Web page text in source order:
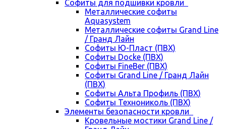
Cофиты для подшивки кровли
Металлические софиты
Aquasystem
Металлические софиты Grand Line
/ Гранд Лайн
Софиты Ю-Пласт (ПВХ)
Софиты Docke (ПВХ)
Софиты FineBer (ПВХ)
Софиты Grand Line / Гранд Лайн
(ПВХ)
Софиты Альта Профиль (ПВХ)
Софиты Технониколь (ПВХ)
Элементы безопасности кровли
Кровельные мостики Grand Line /